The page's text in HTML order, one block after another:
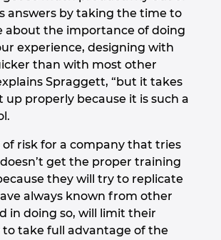
answers by taking the time to
about the importance of doing
experience, designing with
than with most other
Spraggett, “but it takes
up properly because it is such a
of risk for a company that tries
get the proper training
they will try to replicate
always known from other
in doing so, will limit their
take full advantage of the